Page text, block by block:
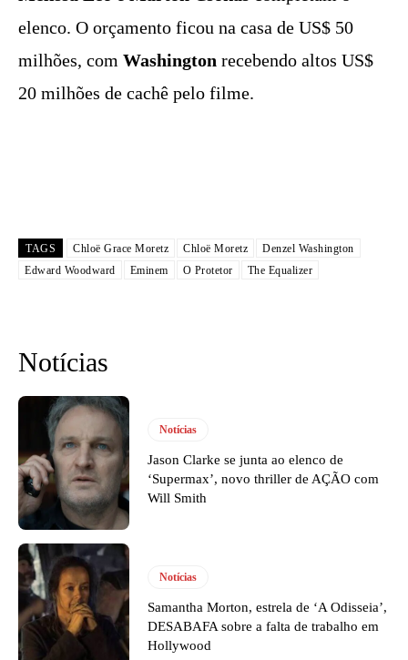
elenco. O orçamento ficou na casa de US$ 50
milhões, com Washington recebendo altos US$
20 milhões de cachê pelo filme.
TAGS Chloë Grace Moretz Chloë Moretz
Denzel Washington
Edward Woodward
Eminem O Protetor The Equalizer
Notícias
Notícias
Jason Clarke se junta ao elenco de
‘Supermax’, novo thriller de AÇÃO com
Will Smith
Notícias
Samantha Morton, estrela de ‘A Odisseia’,
DESABAFA sobre a falta de trabalho em
Hollywood